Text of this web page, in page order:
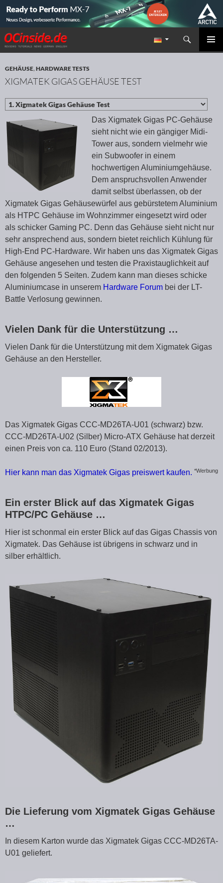
Redaktion ocinside.de PC Hardware Portal
Suchen
ZUM INHALT SPRINGEN
GEHÄUSE,HARDWARE TESTS
XIGMATEK GIGAS GEHÄUSE TEST
Das Xigmatek Gigas PC-Gehäuse
sieht nicht wie ein gängiger Midi-
Tower aus, sondern vielmehr wie
ein Subwoofer in einem
hochwertigen Aluminiumgehäuse.
Dem anspruchsvollen Anwender
damit selbst überlassen, ob der
Xigmatek Gigas Gehäusewürfel aus gebürstetem Aluminium
als HTPC Gehäuse im Wohnzimmer eingesetzt wird oder
als schicker Gaming PC. Denn das Gehäuse sieht nicht nur
sehr ansprechend aus, sondern bietet reichlich Kühlung für
High-End PC-Hardware. Wir haben uns das Xigmatek Gigas
Gehäuse angesehen und testen die Praxistauglichkeit auf
den folgenden 5 Seiten. Zudem kann man dieses schicke
Aluminiumcase in unserem Hardware Forum bei der LT-
Battle Verlosung gewinnen.
Vielen Dank für die Unterstützung …
Vielen Dank für die Unterstützung mit dem Xigmatek Gigas
Gehäuse an den Hersteller.
Das Xigmatek Gigas CCC-MD26TA-U01 (schwarz) bzw.
CCC-MD26TA-U02 (Silber) Micro-ATX Gehäuse hat derzeit
einen Preis von ca. 110 Euro (Stand 02/2013).
Hier kann man das Xigmatek Gigas preiswert kaufen. *Werbung
Ein erster Blick auf das Xigmatek Gigas
HTPC/PC Gehäuse …
Hier ist schonmal ein erster Blick auf das Gigas Chassis von
Xigmatek. Das Gehäuse ist übrigens in schwarz und in
silber erhältlich.
Die Lieferung vom Xigmatek Gigas Gehäuse
…
In diesem Karton wurde das Xigmatek Gigas CCC-MD26TA-
U01 geliefert.